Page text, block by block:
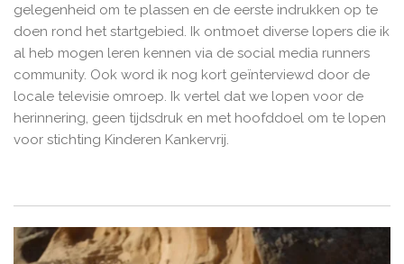
gelegenheid om te plassen en de eerste indrukken op te
doen rond het startgebied. Ik ontmoet diverse lopers die ik
al heb mogen leren kennen via de social media runners
community. Ook word ik nog kort geïnterviewd door de
locale televisie omroep. Ik vertel dat we lopen voor de
herinnering, geen tijdsdruk en met hoofddoel om te lopen
voor stichting Kinderen Kankervrij.